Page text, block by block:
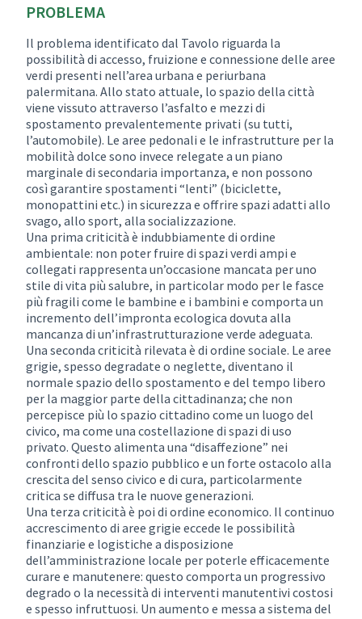
PROBLEMA
Il problema identificato dal Tavolo riguarda la
possibilità di accesso, fruizione e connessione delle aree
verdi presenti nell’area urbana e periurbana
palermitana. Allo stato attuale, lo spazio della città
viene vissuto attraverso l’asfalto e mezzi di
spostamento prevalentemente privati (su tutti,
l’automobile). Le aree pedonali e le infrastrutture per la
mobilità dolce sono invece relegate a un piano
marginale di secondaria importanza, e non possono
così garantire spostamenti “lenti” (biciclette,
monopattini etc.) in sicurezza e offrire spazi adatti allo
svago, allo sport, alla socializzazione.
Una prima criticità è indubbiamente di ordine
ambientale: non poter fruire di spazi verdi ampi e
collegati rappresenta un’occasione mancata per uno
stile di vita più salubre, in particolar modo per le fasce
più fragili come le bambine e i bambini e comporta un
incremento dell’impronta ecologica dovuta alla
mancanza di un’infrastrutturazione verde adeguata.
Una seconda criticità rilevata è di ordine sociale. Le aree
grigie, spesso degradate o neglette, diventano il
normale spazio dello spostamento e del tempo libero
per la maggior parte della cittadinanza; che non
percepisce più lo spazio cittadino come un luogo del
civico, ma come una costellazione di spazi di uso
privato. Questo alimenta una “disaffezione” nei
confronti dello spazio pubblico e un forte ostacolo alla
crescita del senso civico e di cura, particolarmente
critica se diffusa tra le nuove generazioni.
Una terza criticità è poi di ordine economico. Il continuo
accrescimento di aree grigie eccede le possibilità
finanziarie e logistiche a disposizione
dell’amministrazione locale per poterle efficacemente
curare e manutenere: questo comporta un progressivo
degrado o la necessità di interventi manutentivi costosi
e spesso infruttuosi. Un aumento e messa a sistema del